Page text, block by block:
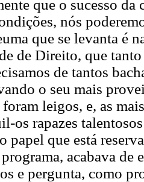
que o sucesso
nós
que se levanta é
de Direito, que
de tantos
o seu mais
foram leigos, e, as
os rapazes
papel que está
programa, acabava de
e pergunta, como